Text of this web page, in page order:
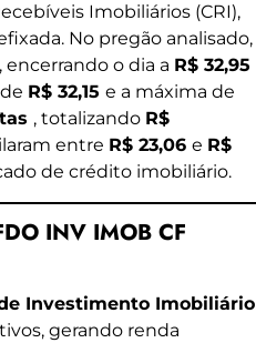
Imobiliários (CRI),
No pregão analisado,
, encerrando o dia a R$ 32,95
R$ 32,15 e a máxima de
, totalizando R$
entre R$ 23,06 e R$
de crédito imobiliário.
INV IMOB CF
Investimento Imobiliário
gerando renda